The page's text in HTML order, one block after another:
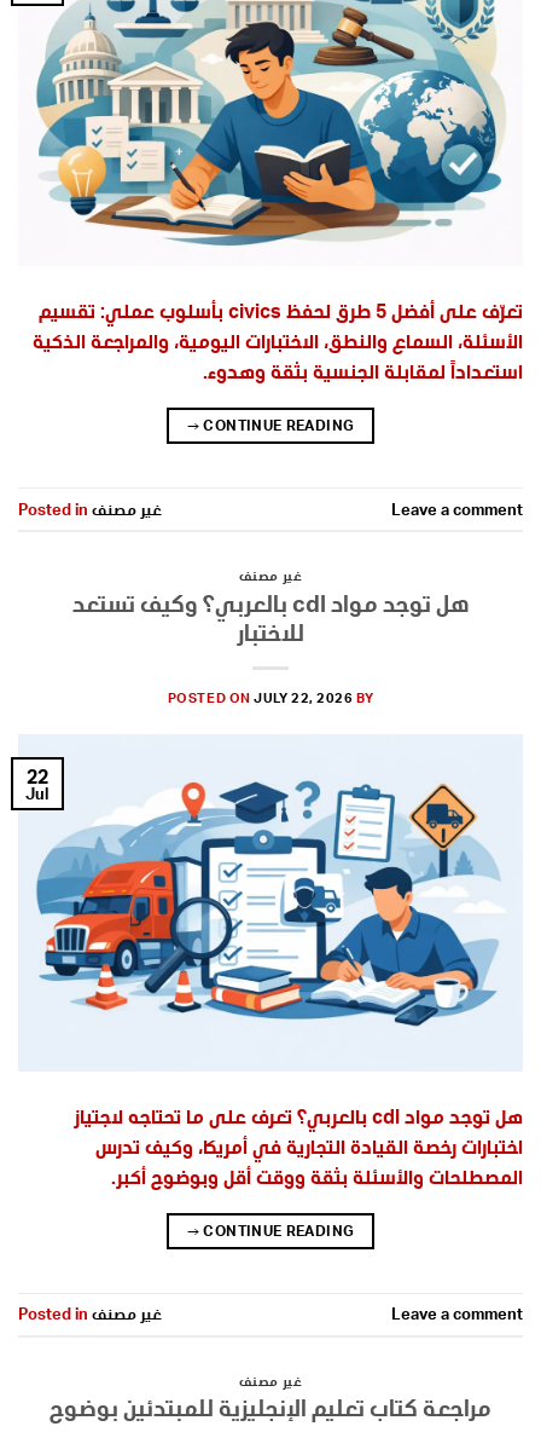
تعرّف على أفضل 5 طرق لحفظ civics بأسلوب عملي: تقسيم
الأسئلة، السماع والنطق، الاختبارات اليومية، والمراجعة الذكية
استعداداً لمقابلة الجنسية بثقة وهدوء.
CONTINUE READING
→
Posted in غير مصنف Leave a comment
غير مصنف
هل توجد مواد cdl بالعربي؟ وكيف تستعد
للاختبار
POSTED ONJULY 22, 2026 BY
22
Jul
هل توجد مواد cdl بالعربي؟ تعرف على ما تحتاجه لاجتياز
اختبارات رخصة القيادة التجارية في أمريكا، وكيف تدرس
المصطلحات والأسئلة بثقة ووقت أقل وبوضوح أكبر.
CONTINUE READING
→
Posted in غير مصنف Leave a comment
غير مصنف
مراجعة كتاب تعليم الإنجليزية للمبتدئين بوضوح